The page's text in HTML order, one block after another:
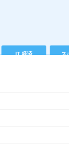
IT 経済 ス